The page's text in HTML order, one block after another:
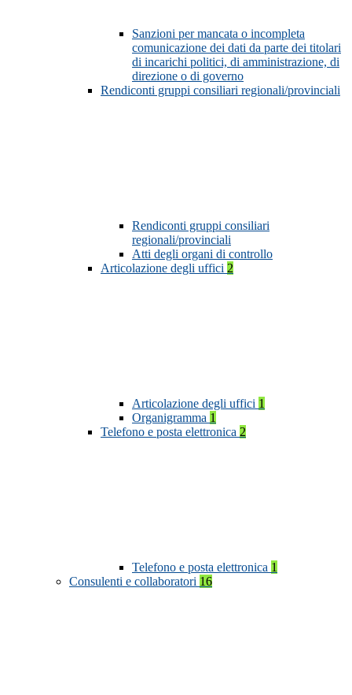
Sanzioni per mancata o incompleta
comunicazione dei dati da parte dei titolari
di incarichi politici, di amministrazione, di
direzione o di governo
Rendiconti gruppi consiliari regionali/provinciali
Rendiconti gruppi consiliari
regionali/provinciali
Atti degli organi di controllo
Articolazione degli uffici 2
Articolazione degli uffici 1
Organigramma 1
Telefono e posta elettronica 2
Telefono e posta elettronica 1
Consulenti e collaboratori 16